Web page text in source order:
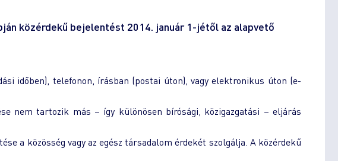
közérdekű bejelentést 2014. január 1-jétől az alapvető
időben), telefonon, írásban (postai úton), vagy elektronikus úton (e-
nem tartozik más – így különösen bírósági, közigazgatási – eljárás
a közösség vagy az egész társadalom érdekét szolgálja. A közérdekű